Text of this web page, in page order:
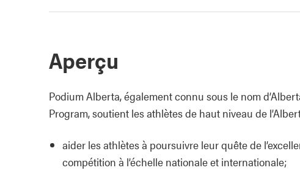
Aperçu
Podium Alberta, également connu sous le nom
Program, soutient les athlètes de haut niveau de
aider les athlètes à poursuivre leur quête de
compétition à l’échelle nationale et internationale;